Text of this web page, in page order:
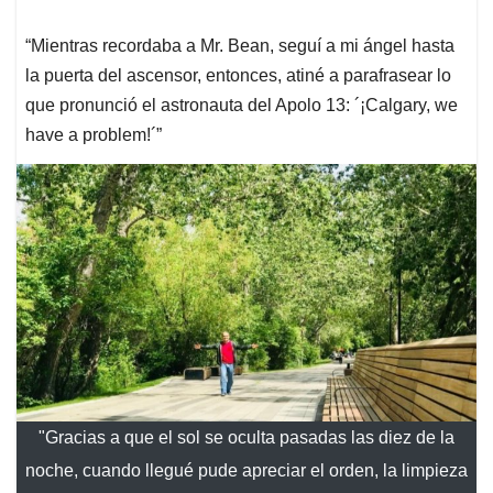
“Mientras recordaba a Mr. Bean, seguí a mi ángel hasta
la puerta del ascensor, entonces, atiné a parafrasear lo
que pronunció el astronauta del Apolo 13: ´¡Calgary, we
have a problem!´”
"Gracias a que el sol se oculta pasadas las diez de la
noche, cuando llegué pude apreciar el orden, la limpieza